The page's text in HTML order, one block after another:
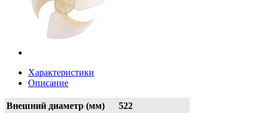
Характеристики
Описание
Внешний диаметр (мм)
522